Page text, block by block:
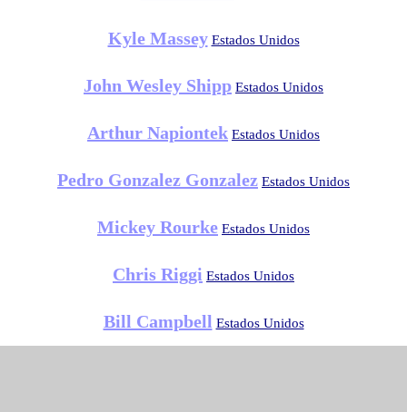
Kyle Massey Estados Unidos
John Wesley Shipp Estados Unidos
Arthur Napiontek Estados Unidos
Pedro Gonzalez Gonzalez Estados Unidos
Mickey Rourke Estados Unidos
Chris Riggi Estados Unidos
Bill Campbell Estados Unidos